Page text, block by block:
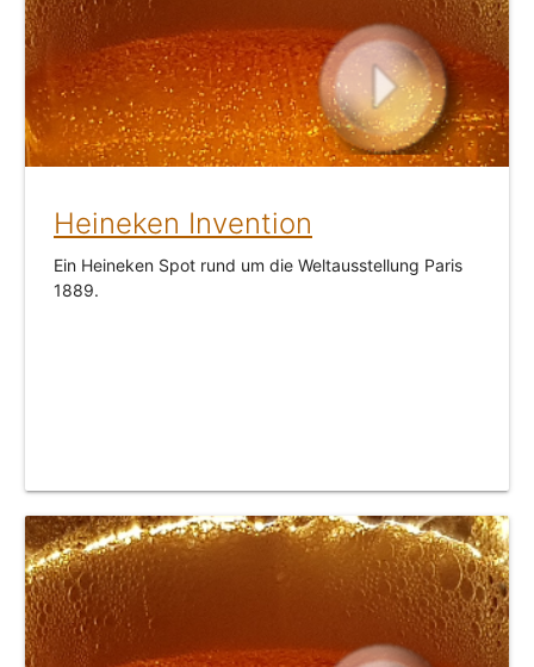
Heineken Invention
Ein Heineken Spot rund um die Weltausstellung Paris
1889.